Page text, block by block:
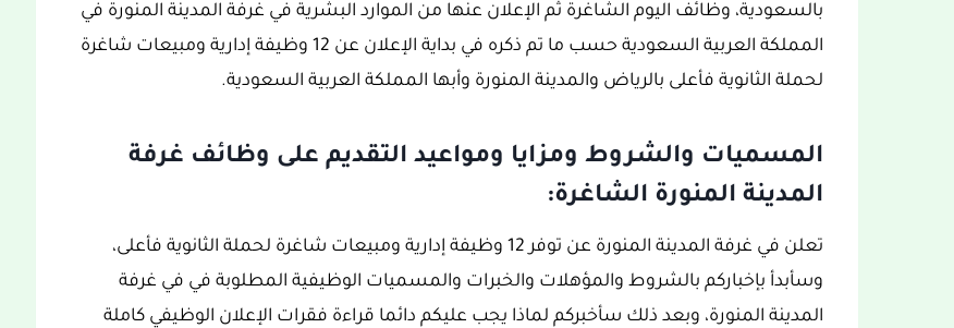
بالسعودية، وظائف اليوم الشاغرة ثم الإعلان عنها من الموارد البشرية في غرفة المدينة المنورة في
المملكة العربية السعودية حسب ما تم ذكره في بداية الإعلان عن 12 وظيفة إدارية ومبيعات شاغرة
لحملة الثانوية فأعلى بالرياض والمدينة المنورة وأبها المملكة العربية السعودية.
المسميات والشروط ومزايا ومواعيد التقديم على وظائف غرفة
المدينة المنورة الشاغرة:
تعلن في غرفة المدينة المنورة عن توفر 12 وظيفة إدارية ومبيعات شاغرة لحملة الثانوية فأعلى،
وسأبدأ بإخباركم بالشروط والمؤهلات والخبرات والمسميات الوظيفية المطلوبة في في غرفة
المدينة المنورة، وبعد ذلك سأخبركم لماذا يجب عليكم دائما قراءة فقرات الإعلان الوظيفي كاملة